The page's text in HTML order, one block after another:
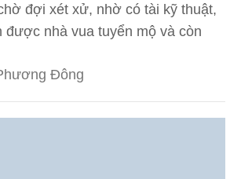
đợi xét xử, nhờ có tài kỹ thuật,
được nhà vua tuyển mộ và còn
Đông